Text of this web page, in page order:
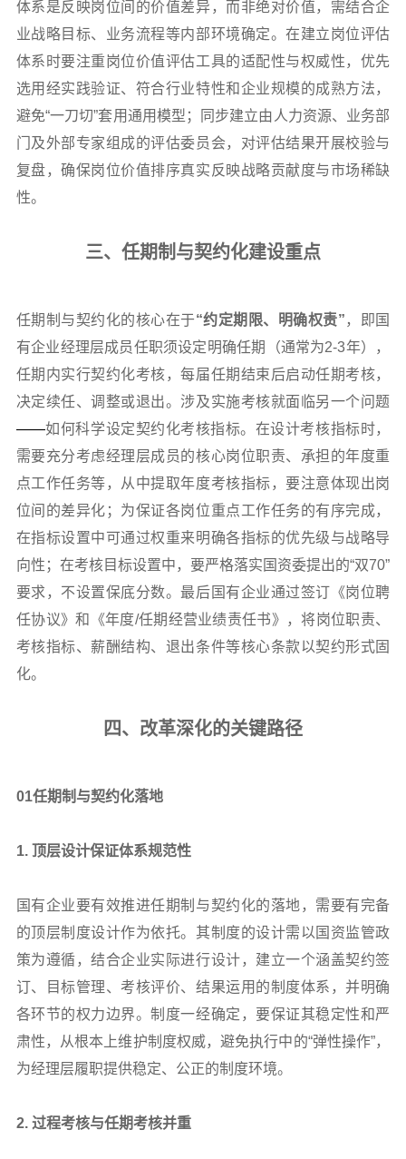
体系是反映岗位间的价值差异，而非绝对价值，需结合企
业战略目标、业务流程等内部环境确定。在建立岗位评估
体系时要注重岗位价值评估工具的适配性与权威性，优先
选用经实践验证、符合行业特性和企业规模的成熟方法，
避免“一刀切”套用通用模型；同步建立由人力资源、业务部
门及外部专家组成的评估委员会，对评估结果开展校验与
复盘，确保岗位价值排序真实反映战略贡献度与市场稀缺
性。
三、任期制与契约化建设重点
任期制与契约化的核心在于“约定期限、明确权责” ，即国
有企业经理层成员任职须设定明确任期（通常为2-3年），
任期内实行契约化考核，每届任期结束后启动任期考核，
决定续任、调整或退出。涉及实施考核就面临另一个问题
——如何科学设定契约化考核指标。在设计考核指标时，
需要充分考虑经理层成员的核心岗位职责、承担的年度重
点工作任务等，从中提取年度考核指标，要注意体现出岗
位间的差异化；为保证各岗位重点工作任务的有序完成，
在指标设置中可通过权重来明确各指标的优先级与战略导
向性；在考核目标设置中，要严格落实国资委提出的“双70”
要求，不设置保底分数。最后国有企业通过签订《岗位聘
任协议》和《年度/任期经营业绩责任书》，将岗位职责、
考核指标、薪酬结构、退出条件等核心条款以契约形式固
化。
四、改革深化的关键路径
01任期制与契约化落地
1. 顶层设计保证体系规范性
国有企业要有效推进任期制与契约化的落地，需要有完备
的顶层制度设计作为依托。其制度的设计需以国资监管政
策为遵循，结合企业实际进行设计，建立一个涵盖契约签
订、目标管理、考核评价、结果运用的制度体系，并明确
各环节的权力边界。制度一经确定，要保证其稳定性和严
肃性，从根本上维护制度权威，避免执行中的“弹性操作”，
为经理层履职提供稳定、公正的制度环境。
2. 过程考核与任期考核并重